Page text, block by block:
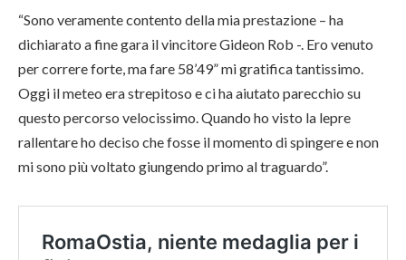
“Sono veramente contento della mia prestazione – ha
dichiarato a fine gara il vincitore Gideon Rob -. Ero venuto
per correre forte, ma fare 58’49” mi gratifica tantissimo.
Oggi il meteo era strepitoso e ci ha aiutato parecchio su
questo percorso velocissimo. Quando ho visto la lepre
rallentare ho deciso che fosse il momento di spingere e non
mi sono più voltato giungendo primo al traguardo”.